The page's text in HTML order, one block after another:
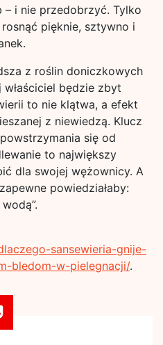
i nie przedobrzyć. Tylko
pięknie, sztywno i
z roślin doniczkowych
będzie zbyt
to nie klątwa, a efekt
z niewiedzą. Klucz
się od
to największy
dla swojej wężownicy. A
powiedziałaby:
sansewieria-gnije-
bledom-w-pielegnacji/.